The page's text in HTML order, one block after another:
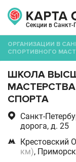
Секции в Санкт-
ОРГАНИЗАЦИИ В
СПОРТИВНОГО
ШКОЛА
СПОРТА

Санкт-
дорога, д. 25
 Крестовский
км),